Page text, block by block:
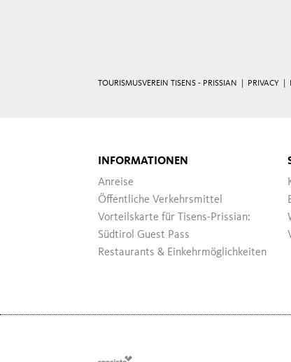
TOURISMUSVEREIN TISENS - PRISSIAN | PRIVACY
INFORMATIONEN
Anreise
Öffentliche Verkehrsmittel
Vorteilskarte für Tisens-Prissian:
Südtirol Guest Pass
Restaurants & Einkehrmöglichkeiten